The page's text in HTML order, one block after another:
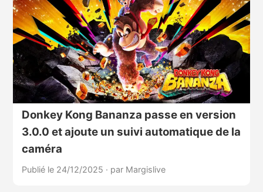
Donkey Kong Bananza passe en version
3.0.0 et ajoute un suivi automatique de la
caméra
Publié le 24/12/2025 · par Margislive